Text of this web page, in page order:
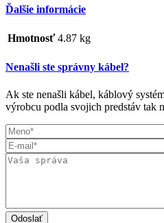
Ďalšie informácie
Hmotnosť 4.87 kg
Nenašli ste správny kábel?
Ak ste nenašli kábel, káblový
výrobcu podla svojich predstáv tak